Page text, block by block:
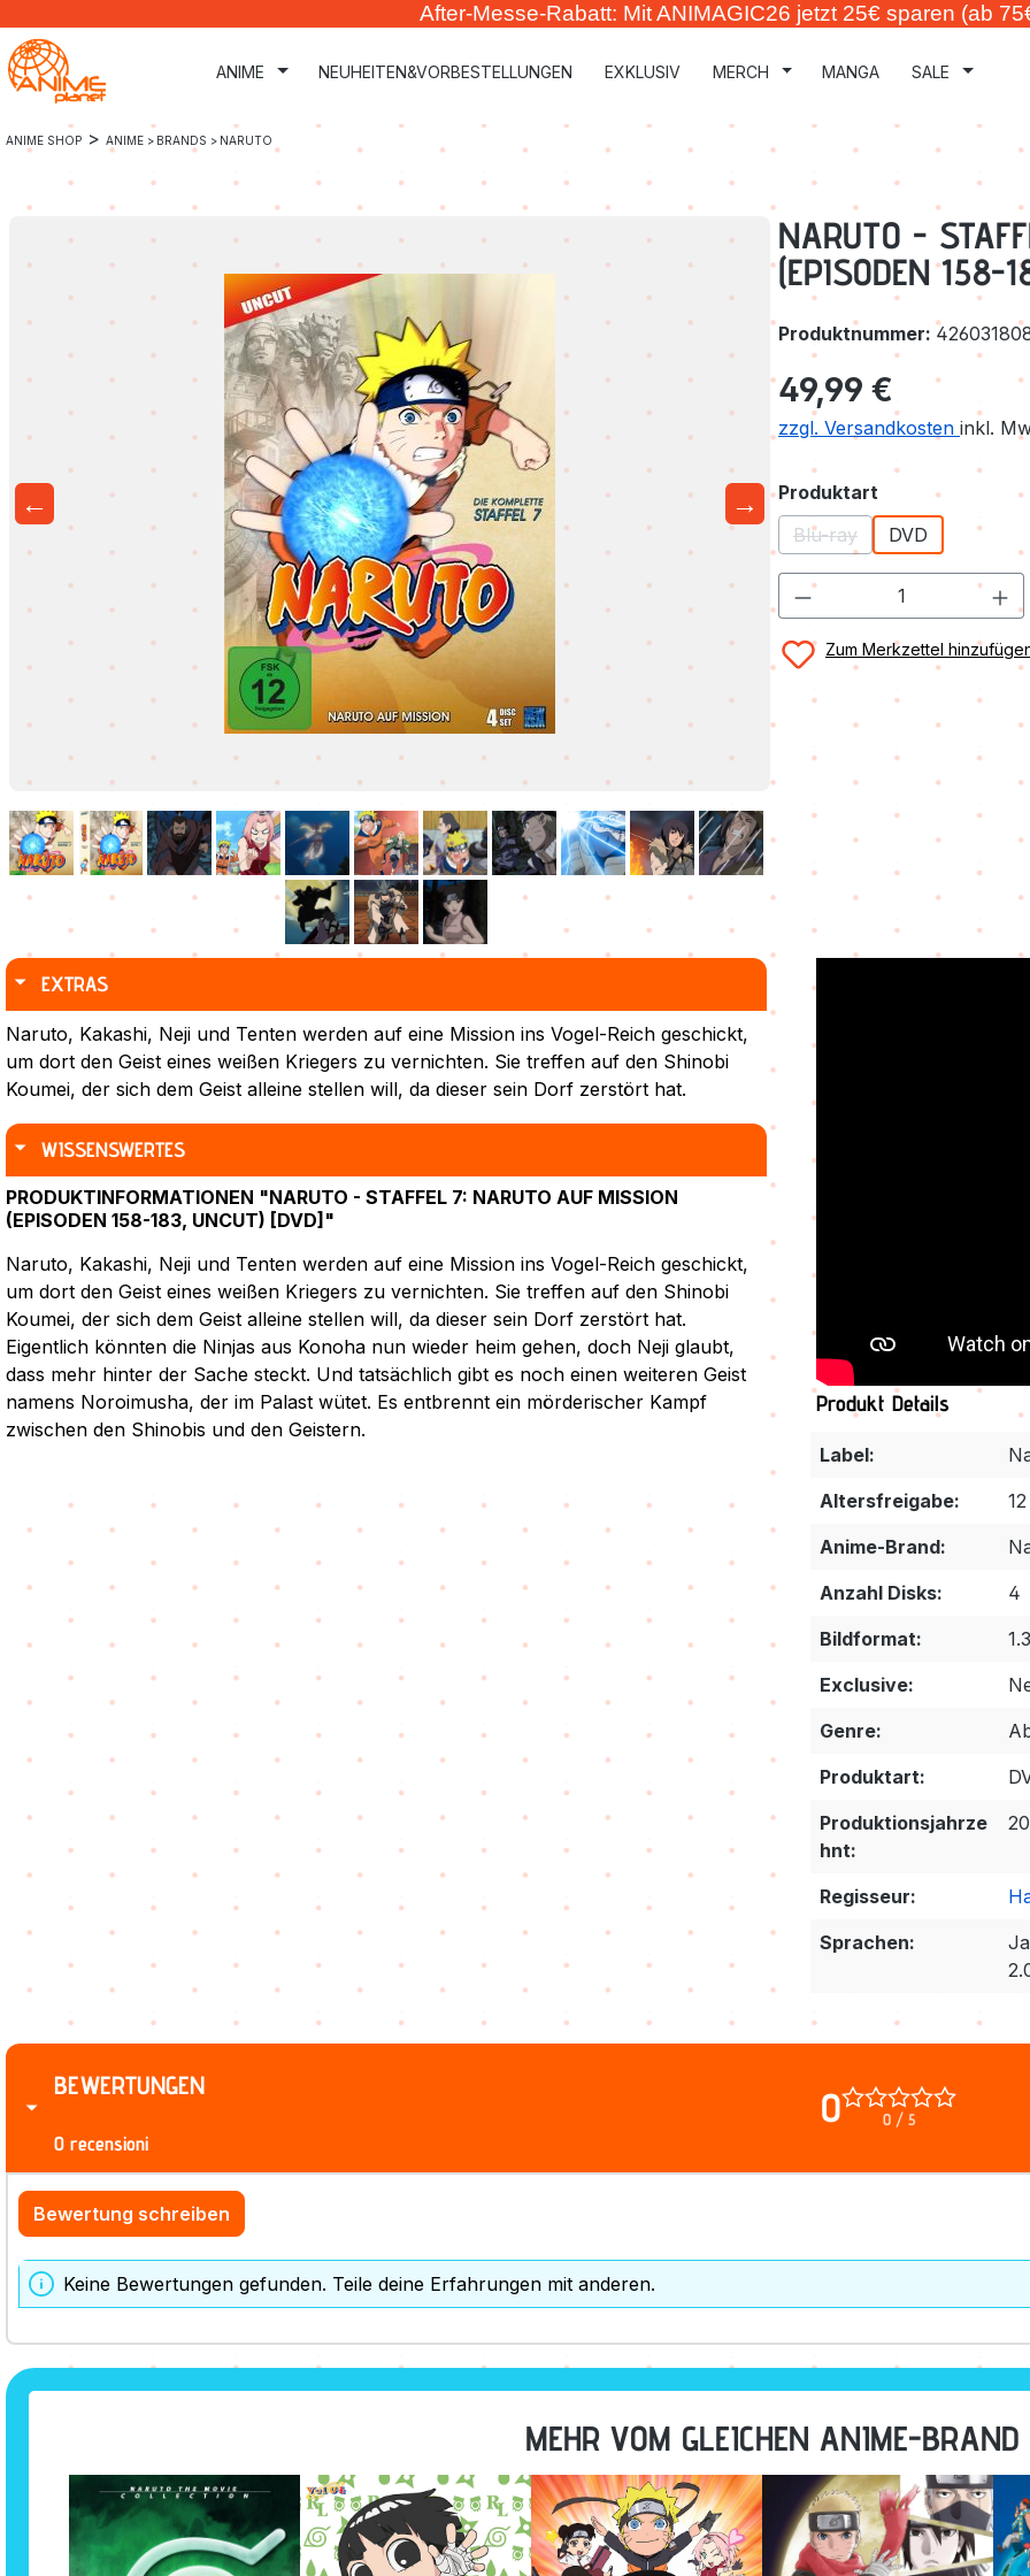
Hauptinhalt springen
Zur Suche springen
Zur Hauptnavigation springen
After-Messe-Rabatt: Mit ANIMAGIC26 jetzt 25€ sparen (ab
ANIME NEUHEITEN&VORBESTELLUNGEN EXKLUSIV MERCH MANGA SALE
ANIME SHOP > ANIME > BRANDS > NARUTO
← →
NARUTO -
(EPISODEN 158-
Produktnummer:
Regulärer Preis:
49,99 €
zzgl. Versandkosten inkl.
Produktart auswählen
Blu-ray
(Diese Option ist zurzeit
DVD
Zum Merkzettel
EXTRAS
Naruto, Kakashi, Neji und Tenten werden auf eine Mission ins Vogel-Reich geschickt,
um dort den Geist eines weißen Kriegers zu vernichten. Sie treffen auf den Shinobi
Koumei, der sich dem Geist alleine stellen will, da dieser sein Dorf zerstört hat.
WISSENSWERTES
PRODUKTINFORMATIONEN "NARUTO - STAFFEL 7: NARUTO AUF MISSION
(EPISODEN 158-183, UNCUT) [DVD]"
Naruto, Kakashi, Neji und Tenten werden auf eine Mission ins Vogel-Reich geschickt,
um dort den Geist eines weißen Kriegers zu vernichten. Sie treffen auf den Shinobi
Koumei, der sich dem Geist alleine stellen will, da dieser sein Dorf zerstört hat.
Eigentlich könnten die Ninjas aus Konoha nun wieder heim gehen, doch Neji glaubt,
dass mehr hinter der Sache steckt. Und tatsächlich gibt es noch einen weiteren Geist
namens Noroimusha, der im Palast wütet. Es entbrennt ein mörderischer Kampf
zwischen den Shinobis und den Geistern.
Produkt Details
Label:
Altersfreigabe:
12
Anime-Brand:
Anzahl Disks:
4
Bildformat:
Exclusive:
Genre:
Produktart:
Produktionsjahrze
hnt:
Regisseur:
Sprachen:
BEWERTUNGEN 0 0 / 5
0 recensioni
Bewertung schreiben
Keine Bewertungen gefunden. Teile deine Erfahrungen mit anderen.
MEHR VOM GLEICHEN ANIME-BRAND